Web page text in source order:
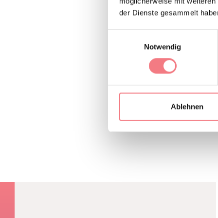
der Dienste gesammelt
Notwendig
Ablehnen